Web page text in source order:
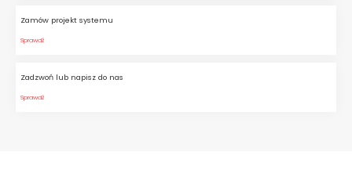
Zamów projekt systemu
Sprawdź
Zadzwoń lub napisz do nas
Sprawdź